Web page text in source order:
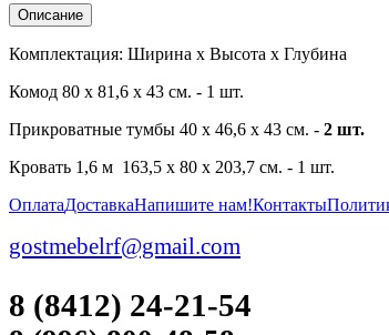
Описание
Комплектация: Ширина х Высота х Глубина
Комод 80 х 81,6 х 43 см. - 1 шт.
Прикроватные тумбы 40 х 46,6 х 43 см. - 2 шт.
Кровать 1,6 м 163,5 х 80 х 203,7 см. - 1 шт.
ОплатаДоставкаНапишите нам!Контакты
gostmebelrf@gmail.com
8 (8412) 24-21-54